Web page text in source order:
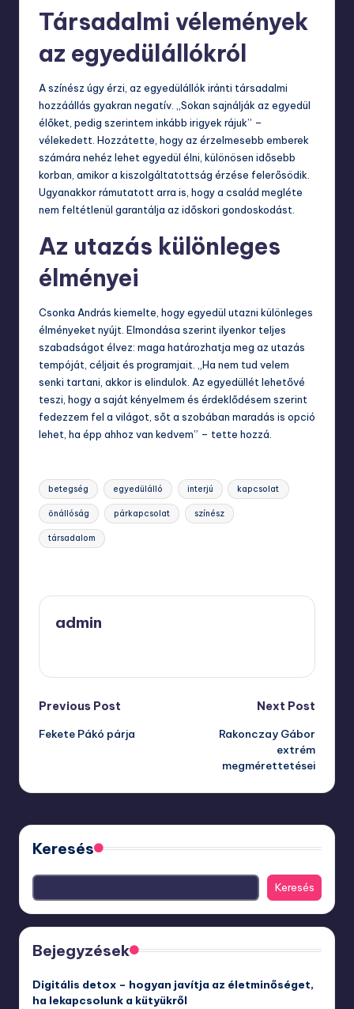
Társadalmi vélemények
az egyedülállókról
A színész úgy érzi, az egyedülállók iránti társadalmi
hozzáállás gyakran negatív. „Sokan sajnálják az egyedül
élőket, pedig szerintem inkább irigyek rájuk” –
vélekedett. Hozzátette, hogy az érzelmesebb emberek
számára nehéz lehet egyedül élni, különösen idősebb
korban, amikor a kiszolgáltatottság érzése felerősödik.
Ugyanakkor rámutatott arra is, hogy a család megléte
nem feltétlenül garantálja az időskori gondoskodást.
Az utazás különleges
élményei
Csonka András kiemelte, hogy egyedül utazni különleges
élményeket nyújt. Elmondása szerint ilyenkor teljes
szabadságot élvez: maga határozhatja meg az utazás
tempóját, céljait és programjait. „Ha nem tud velem
senki tartani, akkor is elindulok. Az egyedüllét lehetővé
teszi, hogy a saját kényelmem és érdeklődésem szerint
fedezzem fel a világot, sőt a szobában maradás is opció
lehet, ha épp ahhoz van kedvem” – tette hozzá.
Tags:
betegség egyedülálló interjú kapcsolat
önállóság párkapcsolat színész
társadalom
admin
Post
navigation
Previous Post
Fekete Pákó párja
Next Post
Rakonczay Gábor
extrém
megmérettetései
Keresés
Keresés
Bejegyzések
Digitális detox – hogyan javítja az életminőséget,
ha lekapcsolunk a kütyükről